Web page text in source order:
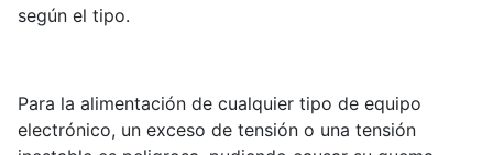
según el tipo.
Para la alimentación de cualquier tipo de equipo
electrónico, un exceso de tensión o una tensión